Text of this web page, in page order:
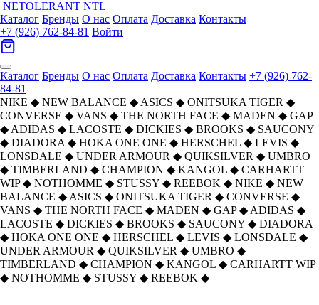
NETOLERANT NTL
Каталог Бренды О нас Оплата Доставка Контакты
+7 (926) 762-84-81 Войти
Каталог Бренды О нас Оплата Доставка Контакты +7 (926) 762-
84-81
NIKE ◆ NEW BALANCE ◆ ASICS ◆ ONITSUKA TIGER ◆
CONVERSE ◆ VANS ◆ THE NORTH FACE ◆ MADEN ◆ GAP
◆ ADIDAS ◆ LACOSTE ◆ DICKIES ◆ BROOKS ◆ SAUCONY
◆ DIADORA ◆ HOKA ONE ONE ◆ HERSCHEL ◆ LEVIS ◆
LONSDALE ◆ UNDER ARMOUR ◆ QUIKSILVER ◆ UMBRO
◆ TIMBERLAND ◆ CHAMPION ◆ KANGOL ◆ CARHARTT
WIP ◆ NOTHOMME ◆ STUSSY ◆ REEBOK ◆ NIKE ◆ NEW
BALANCE ◆ ASICS ◆ ONITSUKA TIGER ◆ CONVERSE ◆
VANS ◆ THE NORTH FACE ◆ MADEN ◆ GAP ◆ ADIDAS ◆
LACOSTE ◆ DICKIES ◆ BROOKS ◆ SAUCONY ◆ DIADORA
◆ HOKA ONE ONE ◆ HERSCHEL ◆ LEVIS ◆ LONSDALE ◆
UNDER ARMOUR ◆ QUIKSILVER ◆ UMBRO ◆
TIMBERLAND ◆ CHAMPION ◆ KANGOL ◆ CARHARTT WIP
◆ NOTHOMME ◆ STUSSY ◆ REEBOK ◆